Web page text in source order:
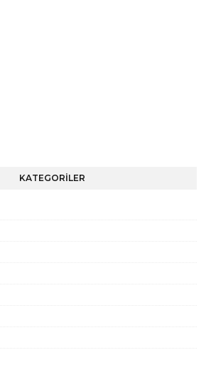
KATEGORİLER